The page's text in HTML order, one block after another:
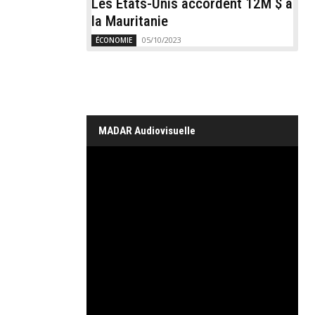
la Mauritanie
ÉCONOMIE 05/10/2023
MADAR Audiovisuelle